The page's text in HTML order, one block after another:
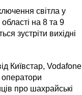
світла у
на 8 та 9
зустріти вихідні
Київстар, Vodafone
оператори
про шахрайські